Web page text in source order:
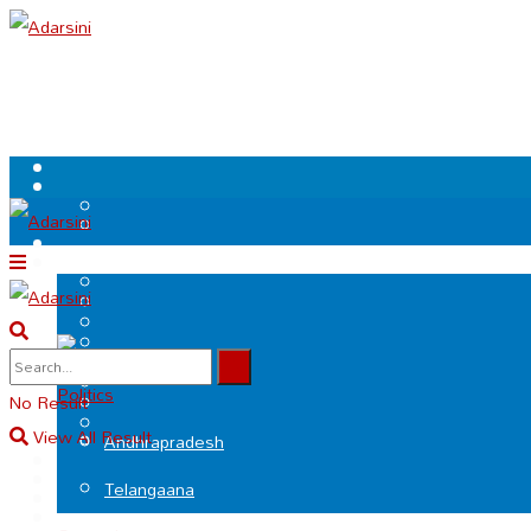
.
Politics
Andhrapradesh
Telangaana
No Result
View All Result